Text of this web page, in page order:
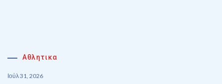
Αθλητικα
Ιούλ 31, 2026